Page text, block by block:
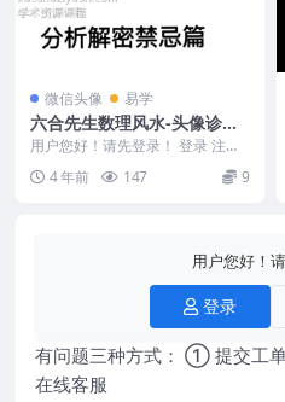
微信头像 易学
六合先生数理风水-头像诊断
分析解密禁忌篇131页
用户您好！请先登录！ 登录 注册
六合先生数理风水-头像诊断分析
解密禁忌篇131...
4 年前 147 9
用户您好！
登录
有问题三种方式： ① 提交
在线客服